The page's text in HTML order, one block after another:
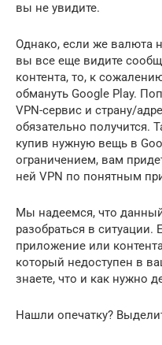
вы не увидите.
Однако, если же валюта
вы все еще видите
контента, то, к
обмануть Google Play.
VPN-сервис и страну/
обязательно получится.
купив нужную вещь в
ограничением, вам
ней VPN по понятным
Мы надеемся, что
разобраться в ситуации.
приложение или
который недоступен в
знаете, что и как нужно
Нашли опечатку?